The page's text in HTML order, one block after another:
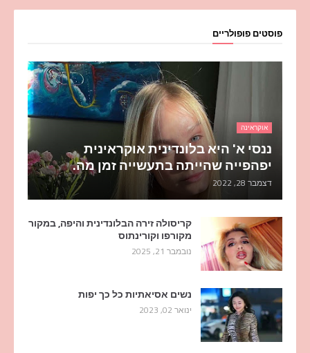
פוסטים פופולריים
אוקראינה
ננסי א' היא בלונדינית אוקראינית
יפהפייה שהייתה בתעשייה זמן מה.
דצמבר 28, 2022
קריסולה זירה הבלונדינית והיפה, במקור
מקורפו וקורינתוס
נובמבר 21, 2025
נשים אסיאתיות כל כך יפות
ינואר 02, 2023